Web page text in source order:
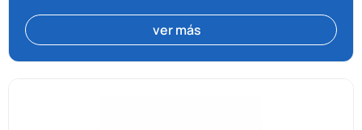
ver más